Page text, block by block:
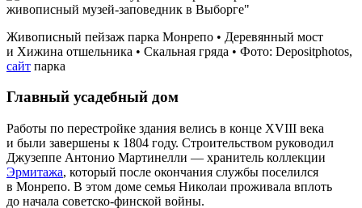
Живописный пейзаж парка Монрепо • Деревянный мост
и Хижина отшельника • Скальная гряда • Фото: Depositphotos,
сайт парка
Главный усадебный дом
Работы по перестройке здания велись в конце XVIII века
и были завершены к 1804 году. Строительством руководил
Джузеппе Антонио Мартинелли — хранитель коллекции
Эрмитажа, который после окончания службы поселился
в Монрепо. В этом доме семья Николаи проживала вплоть
до начала советско‑финской войны.